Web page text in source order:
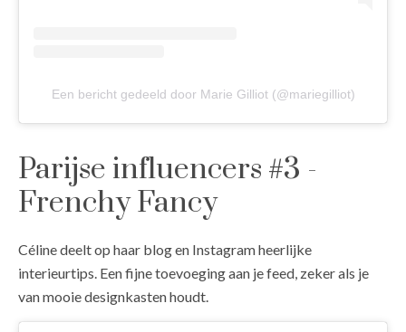
Een bericht gedeeld door Marie Gilliot (@mariegilliot)
Parijse influencers #3 -
Frenchy Fancy
Céline deelt op haar blog en Instagram heerlijke
interieurtips. Een fijne toevoeging aan je feed, zeker als je
van mooie designkasten houdt.